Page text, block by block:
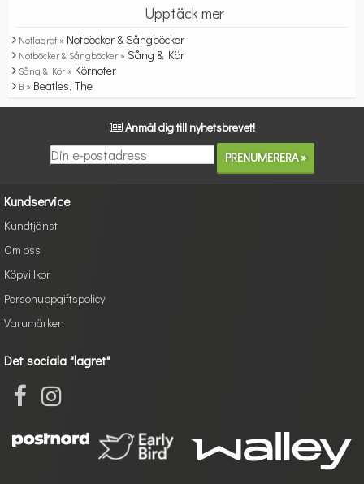
Upptäck mer
Notlagret » Notböcker & Sångböcker
Notböcker & Sångböcker » Sång & Kör
Sång & Kör » Körnoter
B » Beatles, The
Anmäl dig till nyhetsbrevet!
Kundservice
Kundtjänst
Om oss
Köpvillkor
Personuppgiftspolicy
Varumärken
Det sociala "lagret"